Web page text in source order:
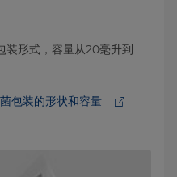
装形式，容量从20毫升到
包装的形状和容量